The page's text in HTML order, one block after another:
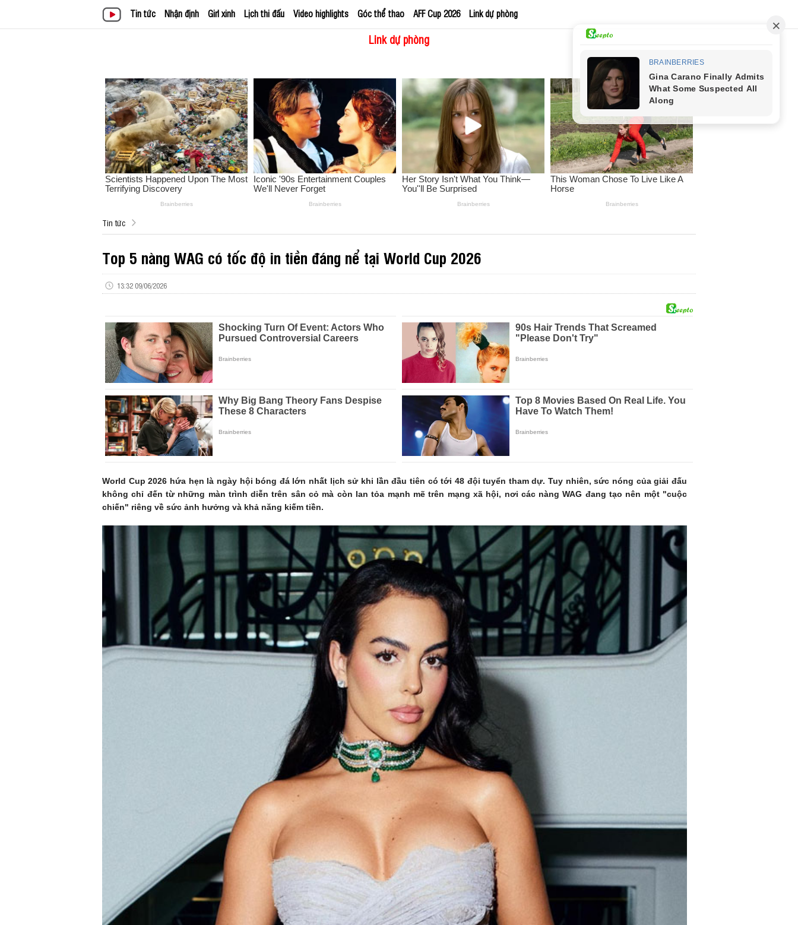
Tin tức Nhận định Girl xinh Lịch thi đấu Video highlights Góc thể thao AFF Cup 2026 Link dự phòng
Link dự phòng
Tin tức
Top 5 nàng WAG có tốc độ in tiền đáng nể tại World Cup 2026
13:32 09/06/2026
World Cup 2026 hứa hẹn là ngày hội bóng đá lớn nhất lịch sử khi lần đầu tiên có tới 48 đội tuyển tham dự. Tuy nhiên, sức nóng của giải đấu
không chỉ đến từ những màn trình diễn trên sân cỏ mà còn lan tỏa mạnh mẽ trên mạng xã hội, nơi các nàng WAG đang tạo nên một "cuộc
chiến" riêng về sức ảnh hưởng và khả năng kiếm tiền.